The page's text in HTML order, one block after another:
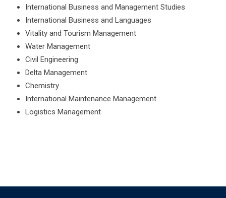
International Business and Management Studies
International Business and Languages
Vitality and Tourism Management
Water Management
Civil Engineering
Delta Management
Chemistry
International Maintenance Management
Logistics Management